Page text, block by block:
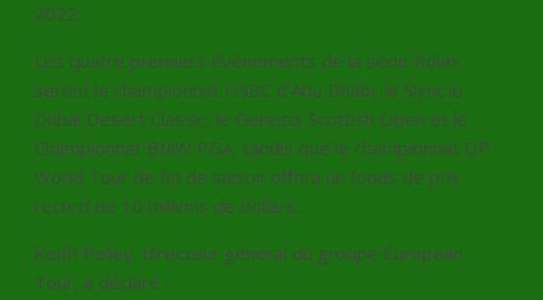
2022.
Les quatre premiers événements de la série Rolex
seront le championnat HSBC d’Abu Dhabi, le Slync.io
Dubai Desert Classic, le Genesis Scottish Open et le
Championnat BMW PGA, tandis que le championnat DP
World Tour de fin de saison offrira un fonds de prix
record de 10 millions de dollars.
Keith Pelley, directeur général du groupe European
Tour, a déclaré :